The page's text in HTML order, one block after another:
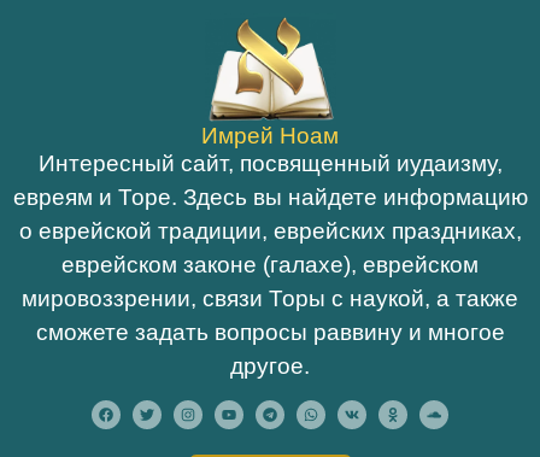
Имрей Ноам
Интересный сайт, посвященный иудаизму,
евреям и Торе. Здесь вы найдете информацию
о еврейской традиции, еврейских праздниках,
еврейском законе (галахе), еврейском
мировоззрении, связи Торы с наукой, а также
сможете задать вопросы раввину и многое
другое.